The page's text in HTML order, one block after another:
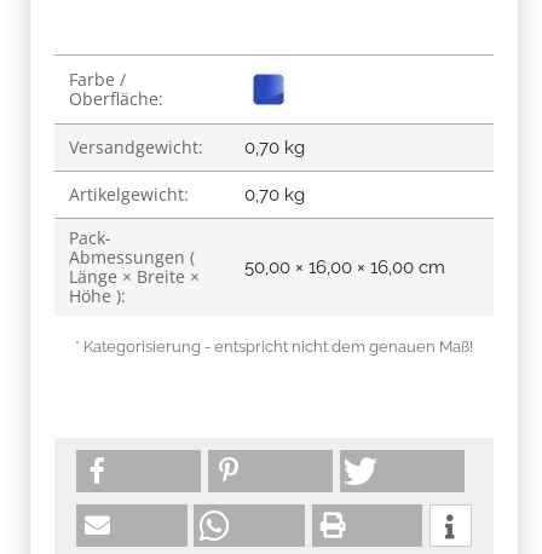
Produkteigenschaft
Wert
Farbe /
Oberfläche:
Versandgewicht: 0,70 kg
Artikelgewicht: 0,70 kg
Pack-
Abmessungen (
Länge × Breite ×
Höhe ):
50,00 × 16,00 × 16,00 cm
* Kategorisierung - entspricht nicht dem genauen Maß!